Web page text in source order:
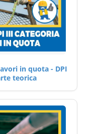
in quota - DPI
teorica